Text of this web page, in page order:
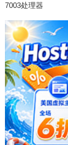
7003处理器